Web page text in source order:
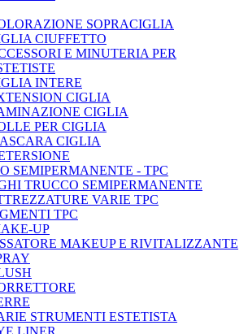
SOPRACIGLIA
CIUFFETTO
E MINUTERIA PER
INTERE
CIGLIA
CIGLIA
PER CIGLIA
CIGLIA
SEMIPERMANENTE - TPC
TRUCCO SEMIPERMANENTE
VARIE TPC
TPC
UP
MAKEUP E RIVITALIZZANTE
STRUMENTI ESTETISTA
LINER